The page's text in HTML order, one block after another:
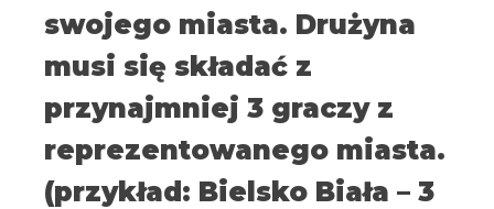
swojego miasta. Drużyna
musi się składać z
przynajmniej 3 graczy z
reprezentowanego miasta.
(przykład: Bielsko Biała – 3